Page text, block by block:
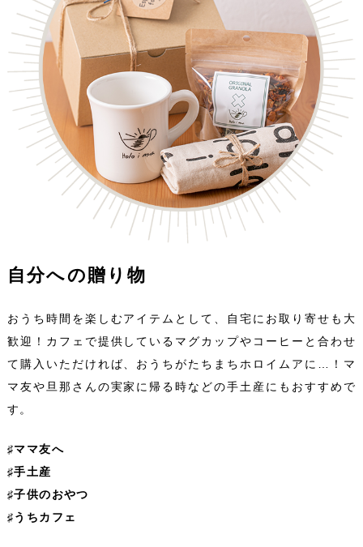
自分への贈り物
おうち時間を楽しむアイテムとして、自宅にお取り寄せも大
歓迎！カフェで提供しているマグカップやコーヒーと合わせ
て購入いただければ、おうちがたちまちホロイムアに…！マ
マ友や旦那さんの実家に帰る時などの手土産にもおすすめで
す。
♯ママ友へ
♯手土産
♯子供のおやつ
♯うちカフェ